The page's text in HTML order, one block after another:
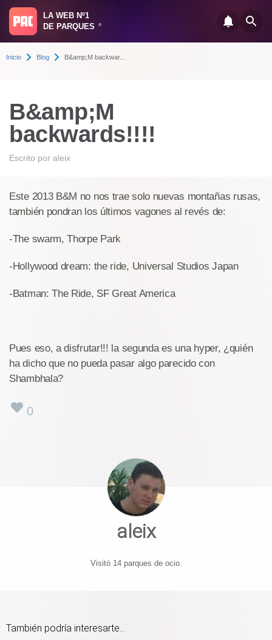
LA WEB Nº1
DE PARQUES
®
Inicio Blog B&amp;M backwar...
B&amp;M
backwards!!!!
Escrito por aleix
Este 2013 B&M no nos trae solo nuevas montañas rusas,
también pondran los últimos vagones al revés de:
-The swarm, Thorpe Park
-Hollywood dream: the ride, Universal Studios Japan
-Batman: The Ride, SF Great America
Pues eso, a disfrutar!!! la segunda es una hyper, ¿quién
ha dicho que no pueda pasar algo parecido con
Shambhala?
0
aleix
Visitó 14 parques de ocio.
También podría interesarte...